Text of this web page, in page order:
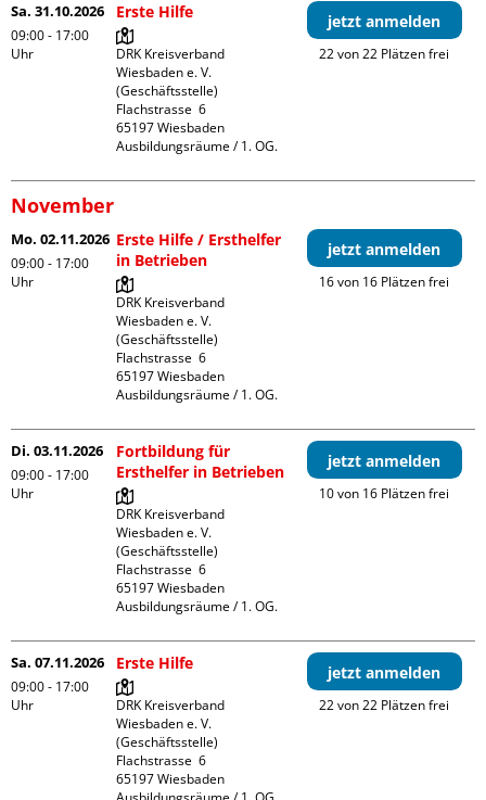
Sa. 31.10.2026
09:00 - 17:00
Uhr
Erste Hilfe
DRK Kreisverband
Wiesbaden e. V.
(Geschäftsstelle)
Flachstrasse  6
65197 Wiesbaden
Ausbildungsräume / 1. OG.
jetzt anmelden
22 von 22 Plätzen frei
November
Mo. 02.11.2026
09:00 - 17:00
Uhr
Erste Hilfe / Ersthelfer
in Betrieben
DRK Kreisverband
Wiesbaden e. V.
(Geschäftsstelle)
Flachstrasse  6
65197 Wiesbaden
Ausbildungsräume / 1. OG.
jetzt anmelden
16 von 16 Plätzen frei
Di. 03.11.2026
09:00 - 17:00
Uhr
Fortbildung für
Ersthelfer in Betrieben
DRK Kreisverband
Wiesbaden e. V.
(Geschäftsstelle)
Flachstrasse  6
65197 Wiesbaden
Ausbildungsräume / 1. OG.
jetzt anmelden
10 von 16 Plätzen frei
Sa. 07.11.2026
09:00 - 17:00
Uhr
Erste Hilfe
DRK Kreisverband
Wiesbaden e. V.
(Geschäftsstelle)
Flachstrasse  6
65197 Wiesbaden
jetzt anmelden
22 von 22 Plätzen frei